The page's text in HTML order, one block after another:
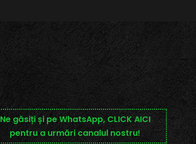
Ne găsiți și pe WhatsApp, CLICK AICI
pentru a urmări canalul nostru!